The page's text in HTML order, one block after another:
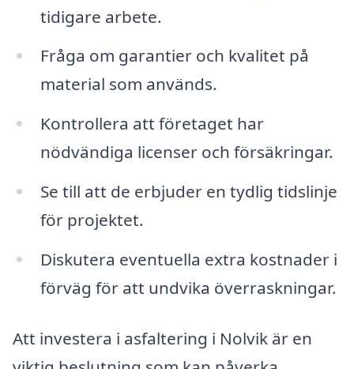
tidigare arbete.
Fråga om garantier och kvalitet på
material som används.
Kontrollera att företaget har
nödvändiga licenser och försäkringar.
Se till att de erbjuder en tydlig tidslinje
för projektet.
Diskutera eventuella extra kostnader i
förväg för att undvika överraskningar.
Att investera i asfaltering i Nolvik är en